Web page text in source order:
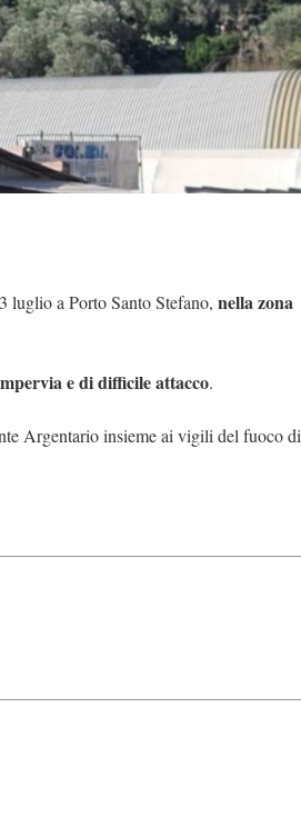
luglio a Porto Santo Stefano, nella zona
e di difficile attacco.
Argentario insieme ai vigili del fuoco di